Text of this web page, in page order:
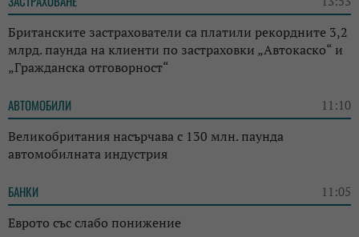
Британските застрахователи са платили рекордните 3,2
млрд. паунда на клиенти по застраховки „Автокаско“ и
„Гражданска отговорност“
АВТОМОБИЛИ 11:10
Великобритания насърчава с 130 млн. паунда
автомобилната индустрия
БАНКИ 11:05
Еврото със слабо понижение